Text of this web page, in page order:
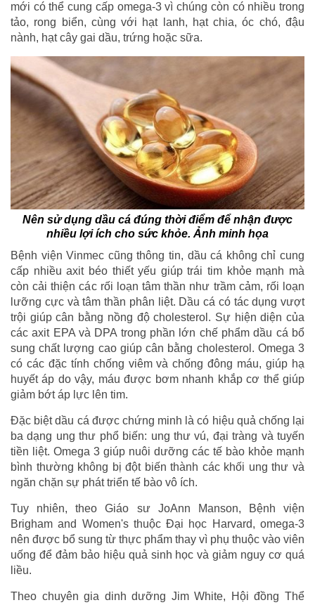
mới có thể cung cấp omega-3 vì chúng còn có nhiều trong
tảo, rong biển, cùng với hạt lanh, hạt chia, óc chó, đậu
nành, hạt cây gai dầu, trứng hoặc sữa.
Nên sử dụng dầu cá đúng thời điểm để nhận được
nhiều lợi ích cho sức khỏe. Ảnh minh họa
Bệnh viện Vinmec cũng thông tin, dầu cá không chỉ cung
cấp nhiều axit béo thiết yếu giúp trái tim khỏe mạnh mà
còn cải thiện các rối loạn tâm thần như trầm cảm, rối loạn
lưỡng cực và tâm thần phân liệt. Dầu cá có tác dụng vượt
trội giúp cân bằng nồng độ cholesterol. Sự hiện diện của
các axit EPA và DPA trong phần lớn chế phẩm dầu cá bổ
sung chất lượng cao giúp cân bằng cholesterol. Omega 3
có các đặc tính chống viêm và chống đông máu, giúp hạ
huyết áp do vậy, máu được bơm nhanh khắp cơ thể giúp
giảm bớt áp lực lên tim.
Đặc biệt dầu cá được chứng minh là có hiệu quả chống lại
ba dạng ung thư phổ biến: ung thư vú, đại tràng và tuyến
tiền liệt. Omega 3 giúp nuôi dưỡng các tế bào khỏe mạnh
bình thường không bị đột biến thành các khối ung thư và
ngăn chặn sự phát triển tế bào vô ích.
Tuy nhiên, theo Giáo sư JoAnn Manson, Bệnh viện
Brigham and Women's thuộc Đại học Harvard, omega-3
nên được bổ sung từ thực phẩm thay vì phụ thuộc vào viên
uống để đảm bảo hiệu quả sinh học và giảm nguy cơ quá
liều.
Theo chuyên gia dinh dưỡng Jim White, Hội đồng Thể